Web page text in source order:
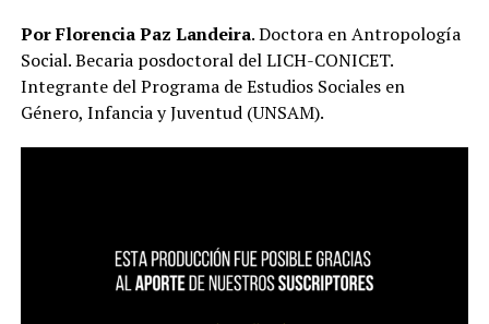
Por Florencia Paz Landeira. Doctora en Antropología
Social. Becaria posdoctoral del LICH-CONICET.
Integrante del Programa de Estudios Sociales en
Género, Infancia y Juventud (UNSAM).